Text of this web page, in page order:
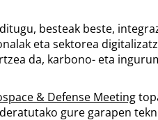
besteak beste,
eta sektorea
da, karbono- eta
& Defense Meeting
gure garapen